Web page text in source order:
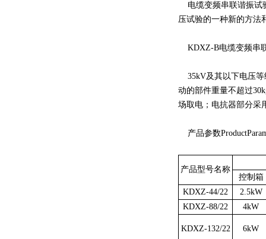
电缆变频串联谐振试
压试验的一种新的方法
KDXZ-B电缆变频串
35kV及其以下电压等
动的部件重量不超过
场取电；电抗器部分采
产品参数
产品型号名称
控制箱
KDXZ-44/22
2.5kW
KDXZ-88/22
4kW
KDXZ-132/22 6kW